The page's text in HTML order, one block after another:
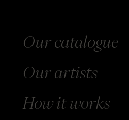
Our catalogue
Ourartists
Howit works